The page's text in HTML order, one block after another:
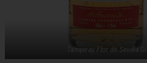
Tanqeray Flor de Sevilla Gin